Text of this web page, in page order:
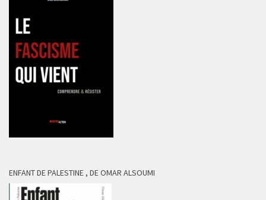
ENFANT DE PALESTINE , DE OMAR ALSOUMI